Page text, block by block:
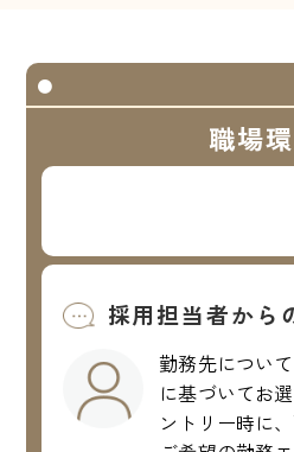
職場
採用担当者から
勤務先につい
に基づいてお
ントリー時に